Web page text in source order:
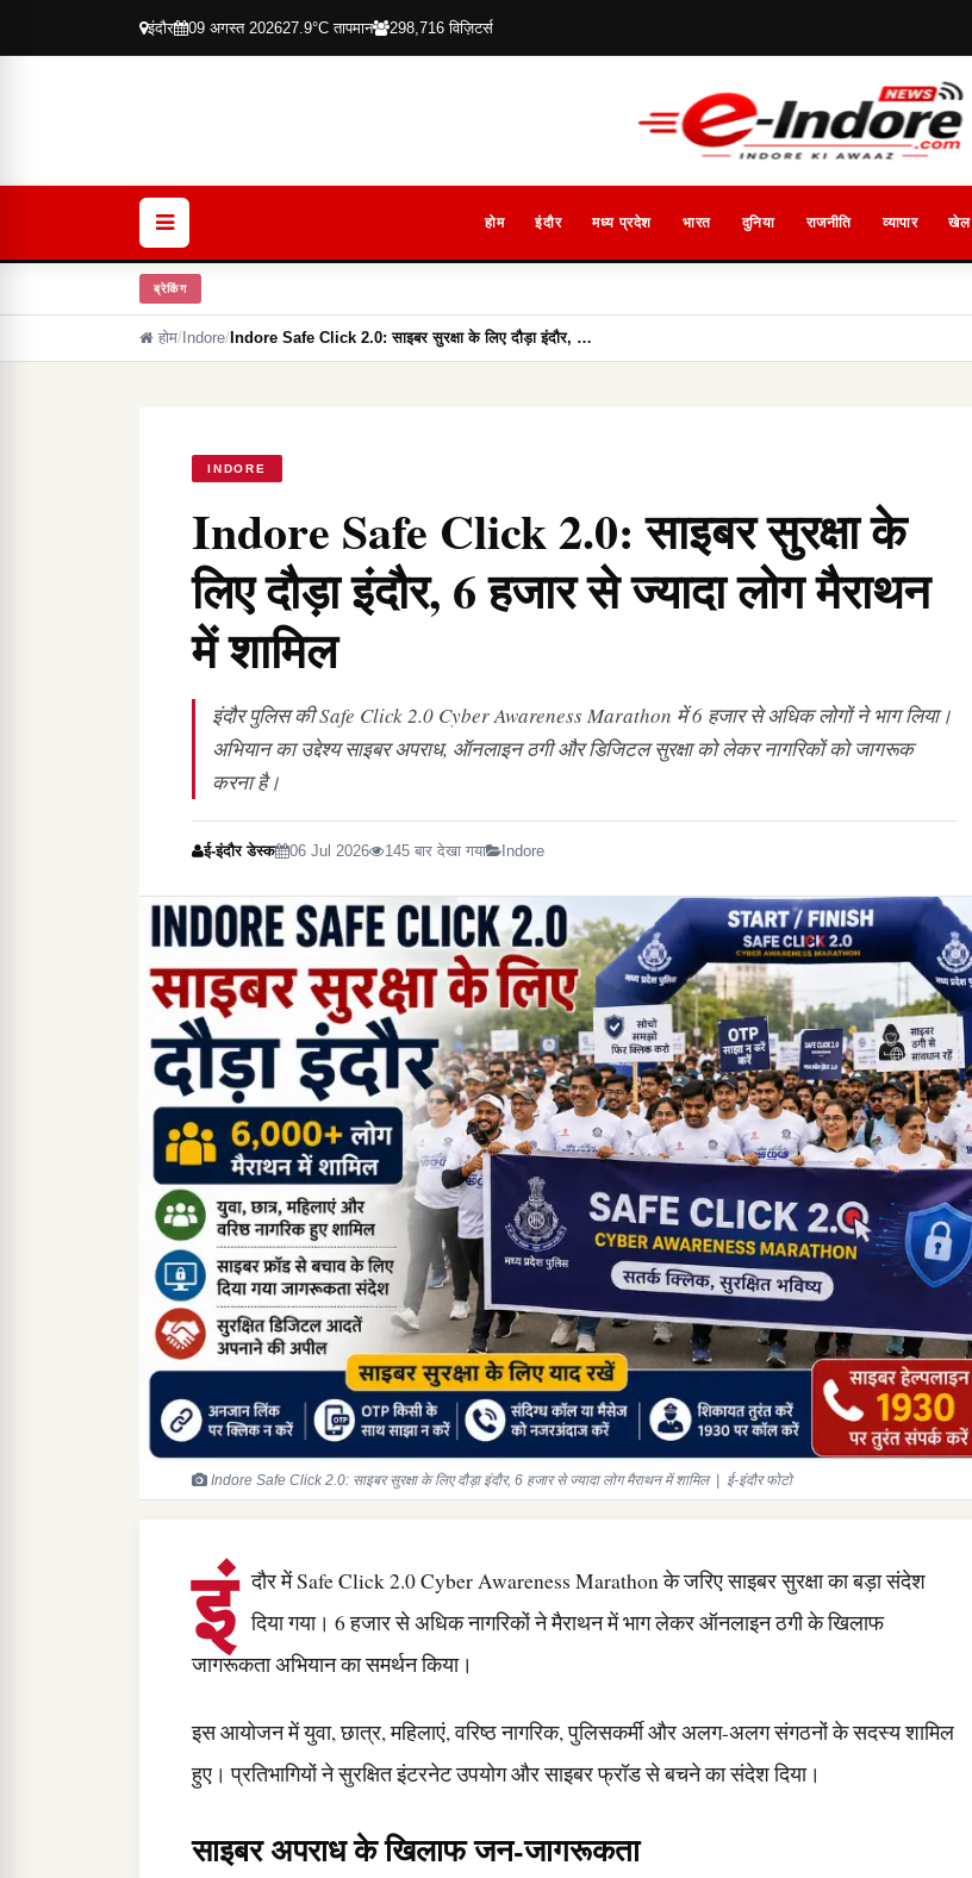
इंदौर 09 अगस्त 202627.9°C तापमान 298,716 विज़िटर्स
होम इंदौर मध्य प्रदेश भारत दुनिया राजनीति व्यापार खेल
ब्रेकिंग
होम/ Indore/ Indore Safe Click 2.0: साइबर सुरक्षा के लिए दौड़ा इंदौर, …
INDORE
Indore Safe Click 2.0: साइबर सुरक्षा के
लिए दौड़ा इंदौर, 6 हजार से ज्यादा लोग मैराथन
में शामिल
इंदौर पुलिस की Safe Click 2.0 Cyber Awareness Marathon में 6 हजार से अधिक लोगों ने भाग लिया।
अभियान का उद्देश्य साइबर अपराध, ऑनलाइन ठगी और डिजिटल सुरक्षा को लेकर नागरिकों को जागरूक
करना है।
ई-इंदौर डेस्क 06 Jul 2026 145 बार देखा गया Indore
Indore Safe Click 2.0: साइबर सुरक्षा के लिए दौड़ा इंदौर, 6 हजार से ज्यादा लोग मैराथन में शामिल | ई-इंदौर फोटो
इं
दौर में Safe Click 2.0 Cyber Awareness Marathon के जरिए साइबर सुरक्षा का बड़ा संदेश
दिया गया। 6 हजार से अधिक नागरिकों ने मैराथन में भाग लेकर ऑनलाइन ठगी के खिलाफ
जागरूकता अभियान का समर्थन किया।
इस आयोजन में युवा, छात्र, महिलाएं, वरिष्ठ नागरिक, पुलिसकर्मी और अलग-अलग संगठनों के सदस्य शामिल
हुए। प्रतिभागियों ने सुरक्षित इंटरनेट उपयोग और साइबर फ्रॉड से बचने का संदेश दिया।
साइबर अपराध के खिलाफ जन-जागरूकता